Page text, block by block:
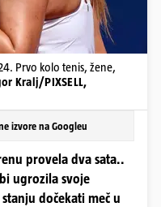
Prvo kolo tenis, žene,
Kralj/PIXSELL,
izvore na Googleu
provela dva sata..
ugrozila svoje
dočekati meč u